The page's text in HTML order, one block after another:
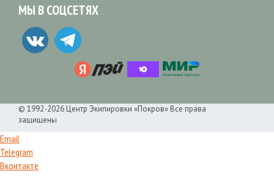
МЫ В СОЦСЕТЯХ
© 1992-2026 Центр Экипировки «Покров» Все права
защищены
Email
Telegram
Вконтакте